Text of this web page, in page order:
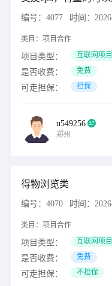
编号： 4077 时间：
类目： 项目合作
项目类型： 互联网项目
是否收费： 免费
可走担保： 担保
u549256
郑州
得物浏览类
编号： 4070 时间：
类目： 项目合作
项目类型： 互联网项目
是否收费： 免费
可走担保： 不担保